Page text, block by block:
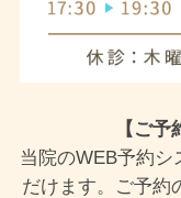
【ご
当院のWEB予約シ
だけます。ご予約